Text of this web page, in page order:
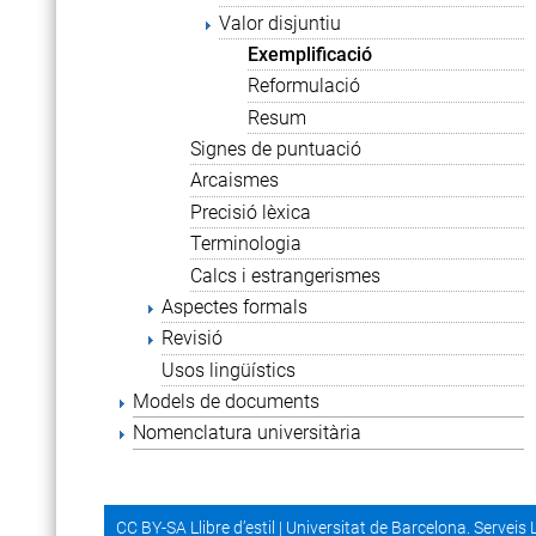
Valor disjuntiu
Exemplificació
Reformulació
Resum
Signes de puntuació
Arcaismes
Precisió lèxica
Terminologia
Calcs i estrangerismes
Aspectes formals
Revisió
Usos lingüístics
Models de documents
Nomenclatura universitària
CC BY-SA Llibre d’estil | Universitat de Barcelona. Serveis